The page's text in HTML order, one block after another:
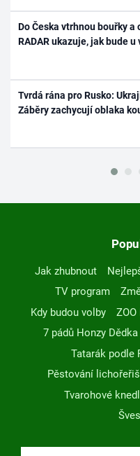
Do Česka vtrhnou bouřky
RADAR ukazuje, jak bude u
Tvrdá rána pro Rusko:
Záběry zachycují oblaka
Jak zhubnout
TV program
Kdy budou volby
7 pádů Honzy Dědka
Tatarák podle
Pěstování
Tvarohové